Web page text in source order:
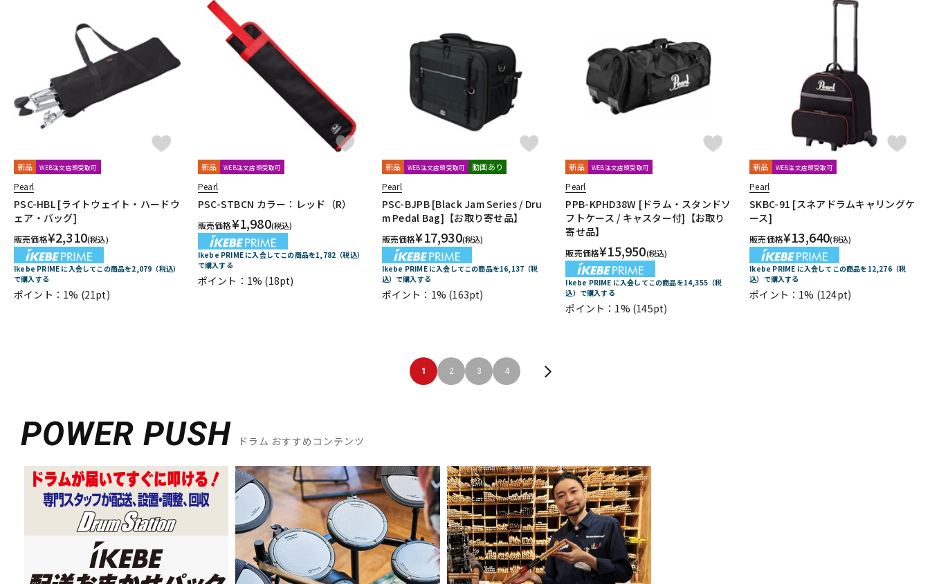
新品 WEB注文店頭受取可
Pearl
PSC-HBL [ライトウェイト・ハードウ
ェア・バッグ]
販売価格¥2,310(税込)
Ikebe PRIME に入会してこの商品を2,079（税込）
で購入する
ポイント：1% (21pt)
新品 WEB注文店頭受取可
Pearl
PSC-STBCN カラー：レッド（R）
販売価格¥1,980(税込)
Ikebe PRIME に入会してこの商品を1,782（税込）
で購入する
ポイント：1% (18pt)
新品 WEB注文店頭受取可 動画あり
Pearl
PSC-BJPB [Black Jam Series / Dru
m Pedal Bag]【お取り寄せ品】
販売価格¥17,930(税込)
Ikebe PRIME に入会してこの商品を16,137（税
込）で購入する
ポイント：1% (163pt)
新品 WEB注文店頭受取可
Pearl
PPB-KPHD38W [ドラム・スタンドソ
フトケース / キャスター付]【お取り
寄せ品】
販売価格¥15,950(税込)
Ikebe PRIME に入会してこの商品を14,355（税
込）で購入する
ポイント：1% (145pt)
新品 WEB注文店頭受取可
Pearl
SKBC-91 [スネアドラムキャリングケ
ース]
販売価格¥13,640(税込)
Ikebe PRIME に入会してこの商品を12,276（税
込）で購入する
ポイント：1% (124pt)
1 2 3 4
POWER PUSH ドラム おすすめコンテンツ